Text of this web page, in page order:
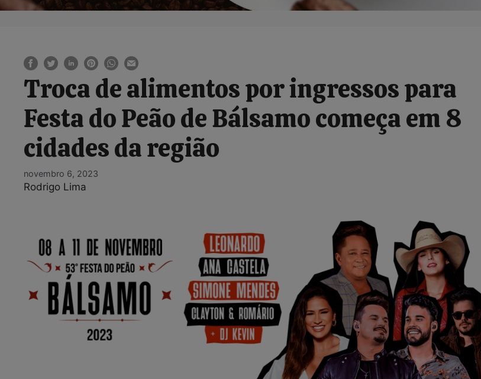
Troca de alimentos por ingressos para
Festa do Peão de Bálsamo começa em 8
cidades da região
novembro 6, 2023
Rodrigo Lima